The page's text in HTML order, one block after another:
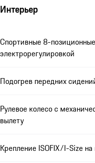
Интерьер
Спортивные 8-
электрорегулировкой
Подогрев передних
Рулевое колесо с
вылету
Крепление ISOFIX/I-Size